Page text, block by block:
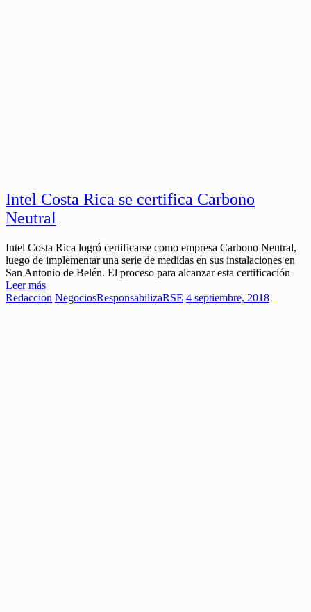
Intel Costa Rica se certifica Carbono
Neutral
Intel Costa Rica logró certificarse como empresa Carbono Neutral,
luego de implementar una serie de medidas en sus instalaciones en
San Antonio de Belén. El proceso para alcanzar esta certificación
Leer más
Redaccion NegociosResponsabilizaRSE 4 septiembre, 2018